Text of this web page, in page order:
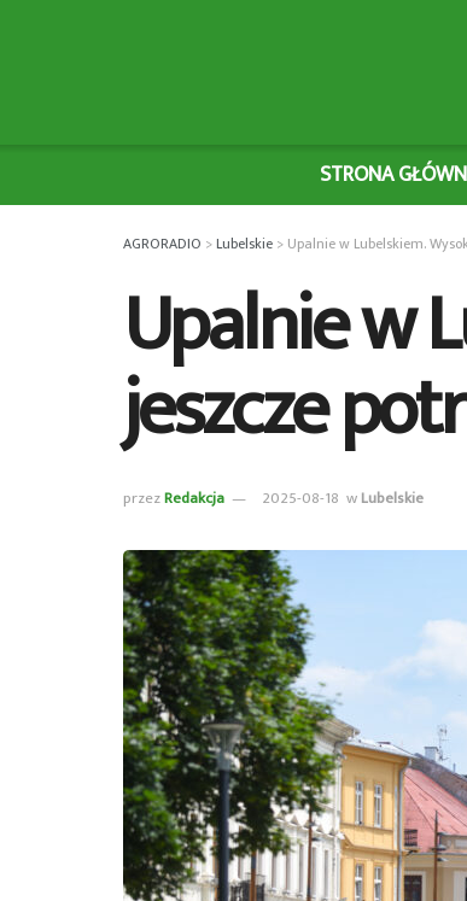
STRONA
AGRORADIO >Lubelskie > Upalnie w Lubelskiem.
Upalnie w
jeszcze
przezRedakcja 2025-08-18 wLubelskie